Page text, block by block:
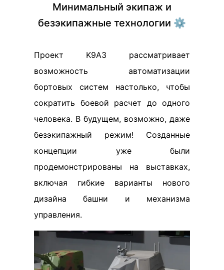
Минимальный экипаж и
безэкипажные технологии ⚙️
Проект K9A3 рассматривает
возможность автоматизации
бортовых систем настолько, чтобы
сократить боевой расчет до одного
человека. В будущем, возможно, даже
безэкипажный режим! Созданные
концепции уже были
продемонстрированы на выставках,
включая гибкие варианты нового
дизайна башни и механизма
управления.